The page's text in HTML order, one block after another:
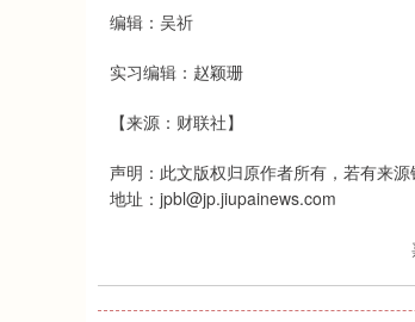
编辑：吴祈
实习编辑：赵颖珊
【来源：财联社】
声明：此文版权归原作者所有，若有来
地址：jpbl@jp.jiupainews.com